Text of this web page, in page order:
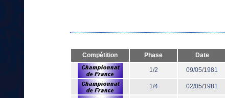
Compétition Phase Date
1/2 09/05/1981
1/4 02/05/1981